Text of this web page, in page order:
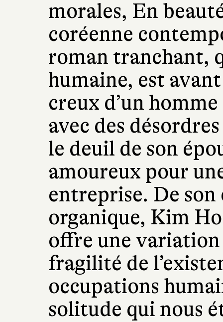
morales, En
coréenne
roman tranchant,
humaine, est
creux d’un
avec des
le deuil de son
amoureux pour
entreprise. De
organique, Kim
offre une
fragilité de
occupations
solitude qui nous